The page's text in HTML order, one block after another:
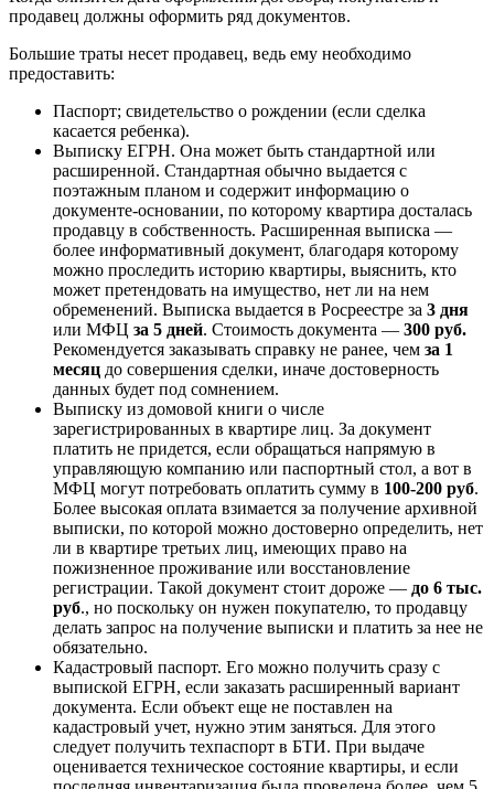
продавец должны оформить ряд документов.
Большие траты несет продавец, ведь ему необходимо
предоставить:
Паспорт; свидетельство о рождении (если сделка
касается ребенка).
Выписку ЕГРН. Она может быть стандартной или
расширенной. Стандартная обычно выдается с
поэтажным планом и содержит информацию о
документе-основании, по которому квартира досталась
продавцу в собственность. Расширенная выписка —
более информативный документ, благодаря которому
можно проследить историю квартиры, выяснить, кто
может претендовать на имущество, нет ли на нем
обременений. Выписка выдается в Росреестре за 3 дня
или МФЦ за 5 дней. Стоимость документа — 300 руб.
Рекомендуется заказывать справку не ранее, чем за 1
месяц до совершения сделки, иначе достоверность
данных будет под сомнением.
Выписку из домовой книги о числе
зарегистрированных в квартире лиц. За документ
платить не придется, если обращаться напрямую в
управляющую компанию или паспортный стол, а вот в
МФЦ могут потребовать оплатить сумму в 100-200 руб.
Более высокая оплата взимается за получение архивной
выписки, по которой можно достоверно определить, нет
ли в квартире третьих лиц, имеющих право на
пожизненное проживание или восстановление
регистрации. Такой документ стоит дороже — до 6 тыс.
руб., но поскольку он нужен покупателю, то продавцу
делать запрос на получение выписки и платить за нее не
обязательно.
Кадастровый паспорт. Его можно получить сразу с
выпиской ЕГРН, если заказать расширенный вариант
документа. Если объект еще не поставлен на
кадастровый учет, нужно этим заняться. Для этого
следует получить техпаспорт в БТИ. При выдаче
оценивается техническое состояние квартиры, и если